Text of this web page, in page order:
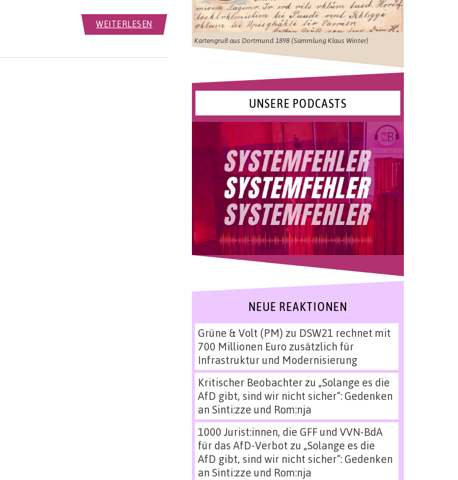
WEITERLESEN
Kartengruß aus Dortmund 1898 (Sammlung Klaus Winter)
UNSERE PODCASTS
NEUE REAKTIONEN
Grüne & Volt (PM) zu DSW21 rechnet mit
700 Millionen Euro zusätzlich für
Infrastruktur und Modernisierung
Kritischer Beobachterzu „Solange es die
AfD gibt, sind wir nicht sicher“: Gedenken
an Sinti:zze und Rom:nja
1000 Jurist:innen, die GFF und VVN-BdA
für das AfD-Verbot zu „Solange es die
AfD gibt, sind wir nicht sicher“: Gedenken
an Sinti:zze und Rom:nja